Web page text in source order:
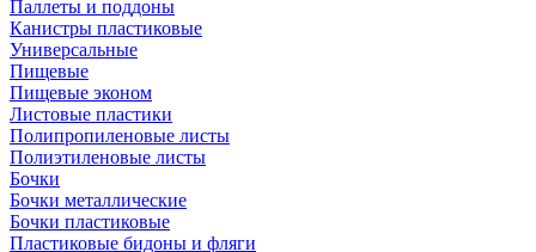
Паллеты и поддоны
Канистры пластиковые
Универсальные
Пищевые
Пищевые эконом
Листовые пластики
Полипропиленовые листы
Полиэтиленовые листы
Бочки
Бочки металлические
Бочки пластиковые
Пластиковые бидоны и фляги